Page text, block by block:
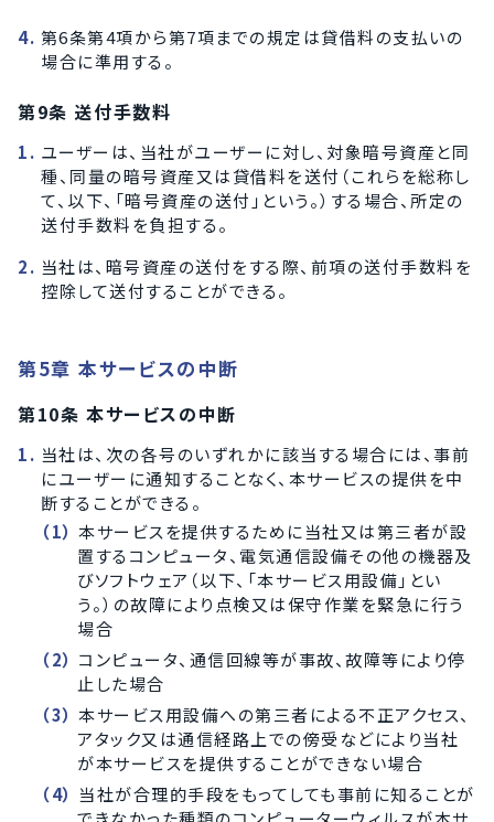
第6条第4項から第7項までの規定は貸借料の支払いの
場合に準用する。
第9条 送付手数料
ユーザーは、当社がユーザーに対し、対象暗号資産と同
種、同量の暗号資産又は貸借料を送付（これらを総称し
て、以下、「暗号資産の送付」という。）する場合、所定の
送付手数料を負担する。
当社は、暗号資産の送付をする際、前項の送付手数料を
控除して送付することができる。
第5章 本サービスの中断
第10条 本サービスの中断
当社は、次の各号のいずれかに該当する場合には、事前
にユーザーに通知することなく、本サービスの提供を中
断することができる。
本サービスを提供するために当社又は第三者が設
置するコンピュータ、電気通信設備その他の機器及
びソフトウェア（以下、「本サービス用設備」とい
う。）の故障により点検又は保守作業を緊急に行う
場合
コンピュータ、通信回線等が事故、故障等により停
止した場合
本サービス用設備への第三者による不正アクセス、
アタック又は通信経路上での傍受などにより当社
が本サービスを提供することができない場合
当社が合理的手段をもってしても事前に知ることが